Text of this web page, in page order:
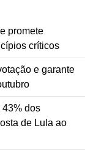
promete
críticos
e garante
43% dos
de Lula ao